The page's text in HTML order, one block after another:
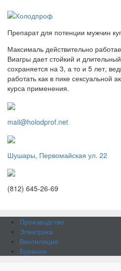
Препарат для потенции мужчин
Максималь действительно
Виагры дает стойкий и
сохраняется на 3, а то и 5 лет,
работать как в пике сексуальной
курса применения.
mail@holodprof.net
Шушары, Первомайская ул. 22
(812) 645-26-69
Производство
Электрика
Вентиляция
Бурение